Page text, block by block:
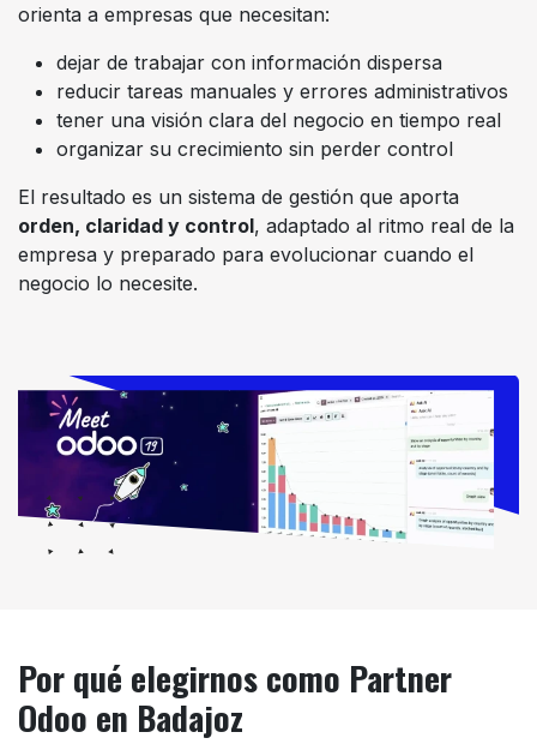
orienta a empresas que necesitan:
dejar de trabajar con información dispersa
reducir tareas manuales y errores administrativos
tener una visión clara del negocio en tiempo real
organizar su crecimiento sin perder control
El resultado es un sistema de gestión que aporta
orden, claridad y control, adaptado al ritmo real de la
empresa y preparado para evolucionar cuando el
negocio lo necesite.
Por qué elegirnoscomo Partner
Odoo en Badajoz